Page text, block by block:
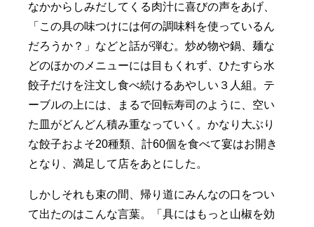
なかからしみだしてくる肉汁に喜びの声をあげ、
「この具の味つけには何の調味料を使っているん
だろうか？」などと話が弾む。炒め物や鍋、麺な
どのほかのメニューには目もくれず、ひたすら水
餃子だけを注文し食べ続けるあやしい３人組。テ
ーブルの上には、まるで回転寿司のように、空い
た皿がどんどん積み重なっていく。かなり大ぶり
な餃子およそ20種類、計60個を食べて宴はお開き
となり、満足して店をあとにした。
しかしそれも束の間、帰り道にみんなの口をつい
て出たのはこんな言葉。「具にはもっと山椒を効